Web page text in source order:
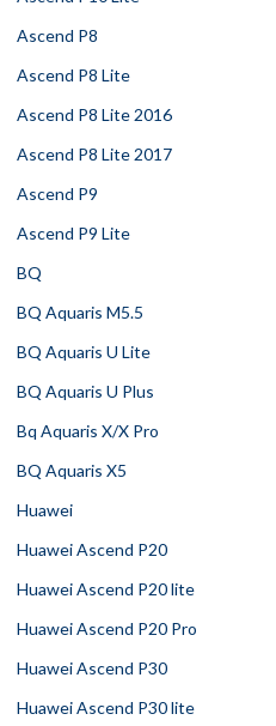
Ascend P8
Ascend P8 Lite
Ascend P8 Lite 2016
Ascend P8 Lite 2017
Ascend P9
Ascend P9 Lite
BQ
BQ Aquaris M5.5
BQ Aquaris U Lite
BQ Aquaris U Plus
Bq Aquaris X/X Pro
BQ Aquaris X5
Huawei
Huawei Ascend P20
Huawei Ascend P20 lite
Huawei Ascend P20 Pro
Huawei Ascend P30
Huawei Ascend P30 lite